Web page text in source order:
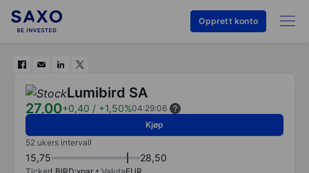
Opprett konto
Lumibird SA
27,00+0,40 / +1,50%04:29:06
Kjøp
52 ukers intervall
15,75 28,50